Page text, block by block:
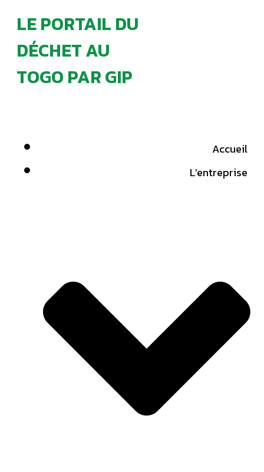
LE PORTAIL DU
DÉCHET AU
TOGO PAR GIP
Accueil
L’entreprise